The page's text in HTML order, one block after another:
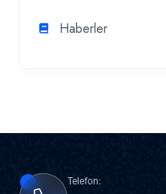
Haberler
Telefon: